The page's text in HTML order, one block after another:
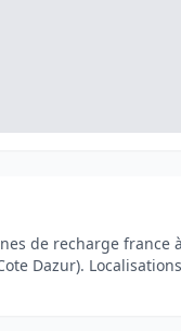
de recharge france
Dazur).